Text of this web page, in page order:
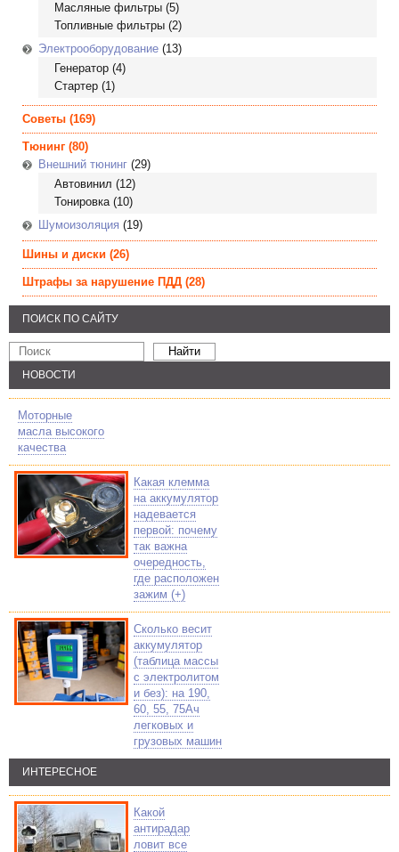
Масляные фильтры (5)
Топливные фильтры (2)
Электрооборудование (13)
Генератор (4)
Стартер (1)
Советы (169)
Тюнинг (80)
Внешний тюнинг (29)
Автовинил (12)
Тонировка(10)
Шумоизоляция (19)
Шины и диски (26)
Штрафы за нарушение ПДД (28)
ПОИСК ПО САЙТУ
НОВОСТИ
Моторные
масла высокого
качества
Какая клемма
на аккумулятор
надевается
первой: почему
так важна
очередность,
где расположен
зажим (+)
Сколько весит
аккумулятор
(таблица массы
с электролитом
и без): на 190,
60, 55, 75Ач
легковых и
грузовых машин
ИНТЕРЕСНОЕ
Какой
антирадар
ловит все